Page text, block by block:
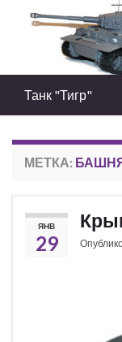
Танк "Тигр"
МЕТКА:
ЯНВ
29